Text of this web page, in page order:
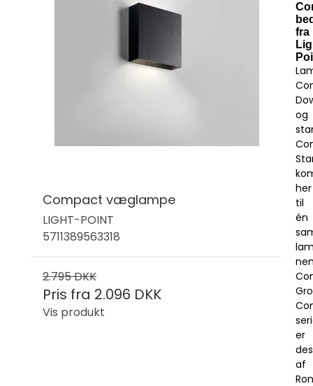
Compact væglampe
LIGHT-POINT
5711389563318
2.795 DKK
Pris fra 2.096 DKK
Vis produkt
fra
og
her
til
én
er
af